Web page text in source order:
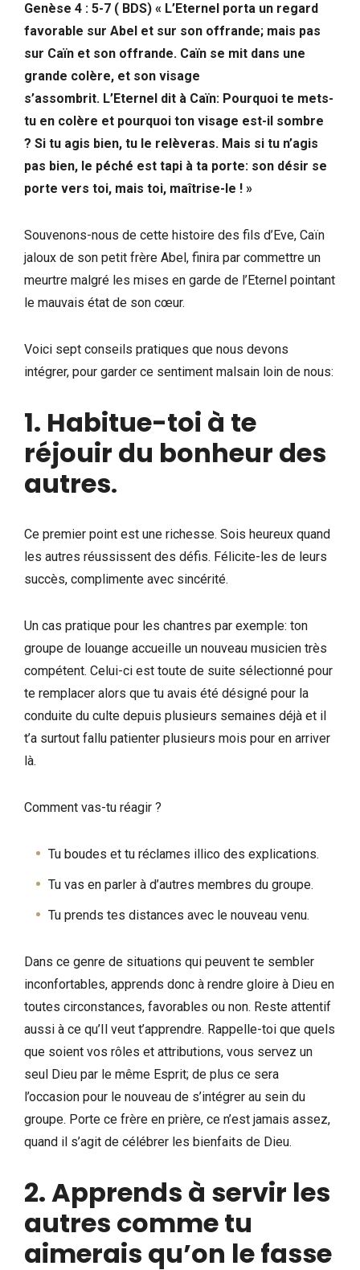
Genèse 4 : 5-7 ( BDS) « L’Eternel porta un regard
favorable sur Abel et sur son offrande; mais pas
sur Caïn et son offrande. Caïn se mit dans une
grande colère, et son visage
s’assombrit. L’Eternel dit à Caïn: Pourquoi te mets-
tu en colère et pourquoi ton visage est-il sombre
? Si tu agis bien, tu le relèveras. Mais si tu n’agis
pas bien, le péché est tapi à ta porte: son désir se
porte vers toi, mais toi, maîtrise-le ! »
Souvenons-nous de cette histoire des fils d’Eve, Caïn
jaloux de son petit frère Abel, finira par commettre un
meurtre malgré les mises en garde de l’Eternel pointant
le mauvais état de son cœur.
Voici sept conseils pratiques que nous devons
intégrer, pour garder ce sentiment malsain loin de nous:
1. Habitue-toi à te
réjouir du bonheur des
autres.
Ce premier point est une richesse. Sois heureux quand
les autres réussissent des défis. Félicite-les de leurs
succès, complimente avec sincérité.
Un cas pratique pour les chantres par exemple: ton
groupe de louange accueille un nouveau musicien très
compétent. Celui-ci est toute de suite sélectionné pour
te remplacer alors que tu avais été désigné pour la
conduite du culte depuis plusieurs semaines déjà et il
t’a surtout fallu patienter plusieurs mois pour en arriver
là.
Comment vas-tu réagir ?
Tu boudes et tu réclames illico des explications.
Tu vas en parler à d’autres membres du groupe.
Tu prends tes distances avec le nouveau venu.
Dans ce genre de situations qui peuvent te sembler
inconfortables, apprends donc à rendre gloire à Dieu en
toutes circonstances, favorables ou non. Reste attentif
aussi à ce qu’Il veut t’apprendre. Rappelle-toi que quels
que soient vos rôles et attributions, vous servez un
seul Dieu par le même Esprit; de plus ce sera
l’occasion pour le nouveau de s’intégrer au sein du
groupe. Porte ce frère en prière, ce n’est jamais assez,
quand il s’agit de célébrer les bienfaits de Dieu.
2. Apprends à servir les
autres comme tu
aimerais qu’on le fasse